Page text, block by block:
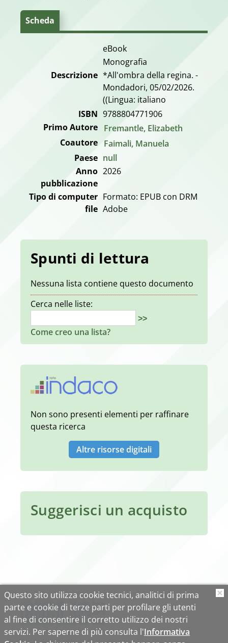
Scheda
eBook
Monografia
Descrizione *All'ombra della regina. -
Mondadori, 05/02/2026.
((Lingua: italiano
ISBN 9788804771906
Primo Autore Fremantle, Elizabeth
Coautore Faimali, Manuela
Paese null
Anno
pubblicazione
2026
Tipo di computer
file
Formato: EPUB con DRM
Adobe
Spunti di lettura
Nessuna lista contiene questo documento
Cerca nelle liste:
>>
Come creo una lista?
Non sono presenti elementi per raffinare
questa ricerca
Altre risorse digitali
Suggerisci un acquisto
Questo sito utilizza cookie tecnici, analitici di prima
parte e cookie di terze parti per profilare gli utenti
al fine di consentire il corretto utilizzo dei nostri
servizi. Per saperne di più consulta l'Informativa